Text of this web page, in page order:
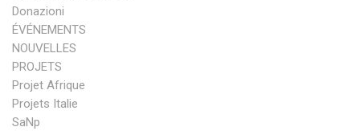
Donazioni
ÉVÉNEMENTS
NOUVELLES
PROJETS
Projet Afrique
Projets Italie
SaNp